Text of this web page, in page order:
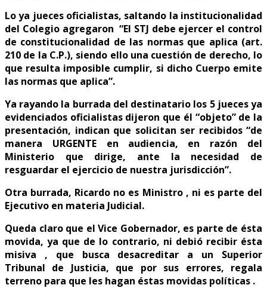
Lo ya jueces oficialistas, saltando la institucionalidad
del Colegio agregaron “El STJ debe ejercer el control
de constitucionalidad de las normas que aplica (art.
210 de la C.P.), siendo ello una cuestión de derecho, lo
que resulta imposible cumplir, si dicho Cuerpo emite
las normas que aplica”.
Ya rayando la burrada del destinatario los 5 jueces ya
evidenciados oficialistas dijeron que él “objeto” de la
presentación, indican que solicitan ser recibidos “de
manera URGENTE en audiencia, en razón del
Ministerio que dirige, ante la necesidad de
resguardar el ejercicio de nuestra jurisdicción”.
Otra burrada, Ricardo no es Ministro , ni es parte del
Ejecutivo en materia Judicial.
Queda claro que el Vice Gobernador, es parte de ésta
movida, ya que de lo contrario, ni debió recibir ésta
misiva , que busca desacreditar a un Superior
Tribunal de Justicia, que por sus errores, regala
terreno para que les hagan éstas movidas políticas .